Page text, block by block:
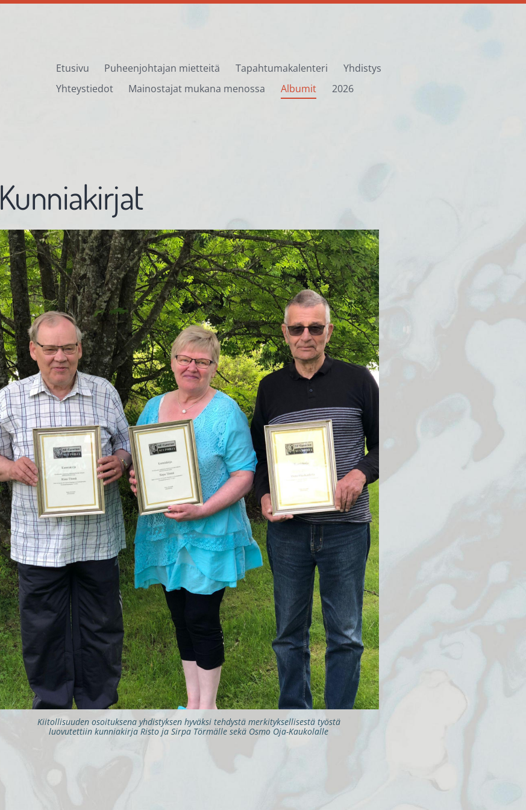
Etusivu Puheenjohtajan mietteitä Tapahtumakalenteri
Yhdistys
Yhteystiedot
Mainostajat mukana menossa Albumit 2026
Kunniakirjat
Kiitollisuuden osoituksena yhdistyksen hyväksi tehdystä merkityksellisestä työstä
luovutettiin kunniakirja Risto ja Sirpa Törmälle sekä Osmo Oja-Kaukolalle